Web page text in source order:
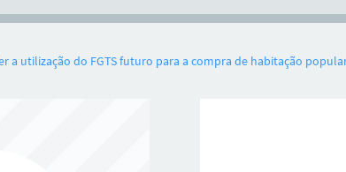
a utilização do FGTS futuro para a compra de habitação